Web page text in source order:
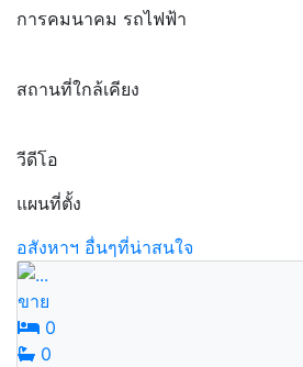
การคมนาคม รถไฟฟ้า
สถานที่ใกล้เคียง
วีดีโอ
แผนที่ตั้ง
อสังหาฯ อื่นๆที่น่าสนใจ
ขาย
0
0